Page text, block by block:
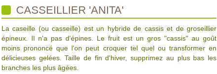
CASSEILLIER 'ANITA'
La caseille (ou casseille) est un hybride de cassis et de groseillier
épineux. Il n'a pas d'épines. Le fruit est un gros "cassis" au goût
moins prononcé que l'on peut croquer tel quel ou transformer en
délicieuses gelées. Taille de fin d'hiver, supprimez au plus bas les
branches les plus âgées.